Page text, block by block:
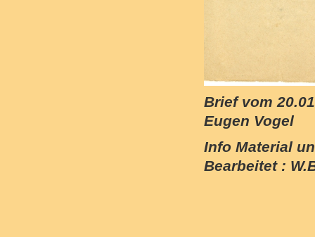
Brief vom
Eugen Vogel
Info Material
Bearbeitet :